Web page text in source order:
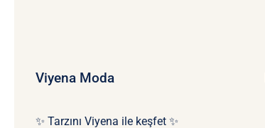
Viyena Moda
✨ Tarzını Viyena ile keşfet ✨